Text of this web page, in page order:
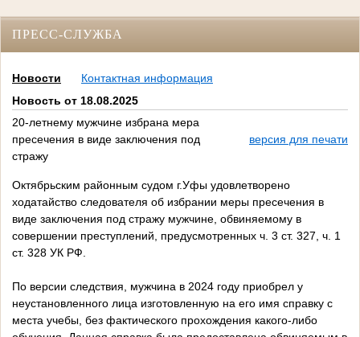
ПРЕСС-СЛУЖБА
Новости
Контактная информация
Новость от 18.08.2025
20-летнему мужчине избрана мера
пресечения в виде заключения под
стражу
версия для печати
Октябрьским районным судом г.Уфы удовлетворено
ходатайство следователя об избрании меры пресечения в
виде заключения под стражу мужчине, обвиняемому в
совершении преступлений, предусмотренных ч. 3 ст. 327, ч. 1
ст. 328 УК РФ.
По версии следствия, мужчина в 2024 году приобрел у
неустановленного лица изготовленную на его имя справку с
места учебы, без фактического прохождения какого-либо